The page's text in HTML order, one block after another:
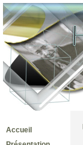
Accueil